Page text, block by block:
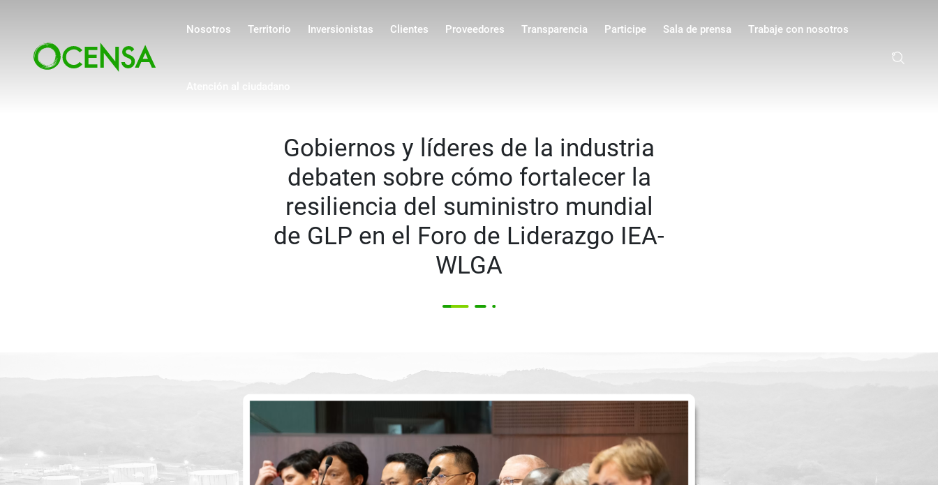
Nosotros Territorio Inversionistas Clientes Proveedores Transparencia Participe Sala de prensa Trabaje con nosotros
Gobiernos y líderes de la industria
debaten sobre cómo fortalecer la
resiliencia del suministro mundial
de GLP en el Foro de Liderazgo IEA-
WLGA